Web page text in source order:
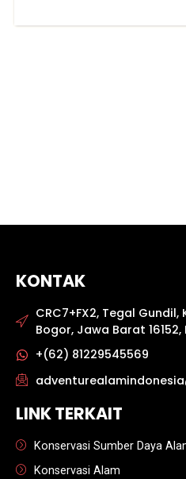
KONTAK
CRC7+FX2, Tegal
Bogor, Jawa Barat
+(62) 81229545569
LINK TERKAIT
Konservasi Sumber Daya
Konservasi Alam